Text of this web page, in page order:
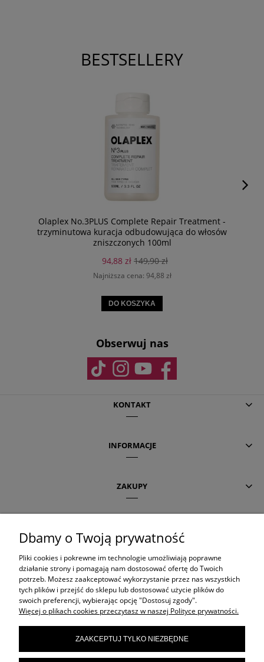
BESTSELLERY
Olaplex No.3PLUS Complete Repair Treatment -
trzyminutowa kuracja odbudowująca do włosów
zniszczonych 100ml
94,88 zł 149,90 zł
Najniższa cena: 94,88 zł
DO KOSZYKA
Obserwuj nas
KONTAKT
INFORMACJE
ZAKUPY
AKTUALNE TEMATY
OLAPLEX
Dbamy o Twoją prywatność
Pliki cookies i pokrewne im technologie umożliwiają poprawne
działanie strony i pomagają nam dostosować ofertę do Twoich
potrzeb. Możesz zaakceptować wykorzystanie przez nas wszystkich
tych plików i przejść do sklepu lub dostosować użycie plików do
swoich preferencji, wybierając opcję "Dostosuj zgody".
Więcej o plikach cookies przeczytasz w naszej Polityce prywatności.
ZAAKCEPTUJ TYLKO NIEZBĘDNE